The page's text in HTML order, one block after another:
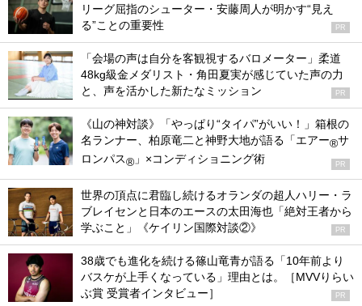
リーグ屈指のシューター・安藤周人が明かす“見え
る”ことの重要性
PR
「会場の声は自分を客観視するバロメーター」柔道
48kg級金メダリスト・角田夏実が感じていた声の力
と、声を活かした新たなミッション
PR
《山の神対談》「やっぱり“タイパ”がいい！」箱根の
名ランナー、柏原竜二と神野大地が語る「エアー®サ
ロンパス® 」×コンディショニング術 PR
世界の頂点に君臨し続けるオランダの超人ハリー・ラ
ブレイセンと日本のエースの太田海也「絶対王者から
学ぶこと」《ケイリン国際対談②》
PR
38歳でも進化を続ける篠山竜青が語る「10年前より
バスケが上手くなっている」理由とは。［MVVりらい
ぶ賞 受賞者インタビュー］
PR